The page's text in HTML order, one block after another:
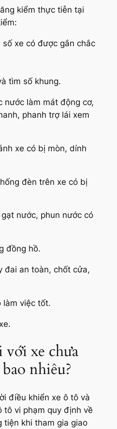
kiểm thực tiễn tại
số xe có được gắn chắc
tìm số khung.
nước làm mát động cơ,
phanh trợ lái xem
xe có bị mòn, dính
đèn trên xe có bị
nước, phun nước có
đồng hồ.
đai an toàn, chốt cửa,
làm việc tốt.
xe chưa
nhiêu?
điều khiển xe ô tô và
tô vi phạm quy định về
tiện khi tham gia giao